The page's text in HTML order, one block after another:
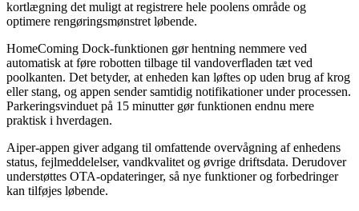
kortlægning det muligt at registrere hele poolens område og
optimere rengøringsmønstret løbende.
HomeComing Dock-funktionen gør hentning nemmere ved
automatisk at føre robotten tilbage til vandoverfladen tæt ved
poolkanten. Det betyder, at enheden kan løftes op uden brug af krog
eller stang, og appen sender samtidig notifikationer under processen.
Parkeringsvinduet på 15 minutter gør funktionen endnu mere
praktisk i hverdagen.
Aiper-appen giver adgang til omfattende overvågning af enhedens
status, fejlmeddelelser, vandkvalitet og øvrige driftsdata. Derudover
understøttes OTA-opdateringer, så nye funktioner og forbedringer
kan tilføjes løbende.